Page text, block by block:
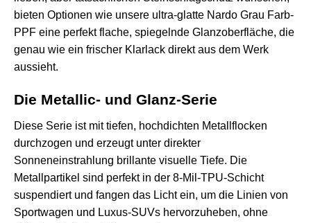
bieten Optionen wie unsere ultra-glatte Nardo Grau Farb-
PPF eine perfekt flache, spiegelnde Glanzoberfläche, die
genau wie ein frischer Klarlack direkt aus dem Werk
aussieht.
Die Metallic- und Glanz-Serie
Diese Serie ist mit tiefen, hochdichten Metallflocken
durchzogen und erzeugt unter direkter
Sonneneinstrahlung brillante visuelle Tiefe. Die
Metallpartikel sind perfekt in der 8-Mil-TPU-Schicht
suspendiert und fangen das Licht ein, um die Linien von
Sportwagen und Luxus-SUVs hervorzuheben, ohne